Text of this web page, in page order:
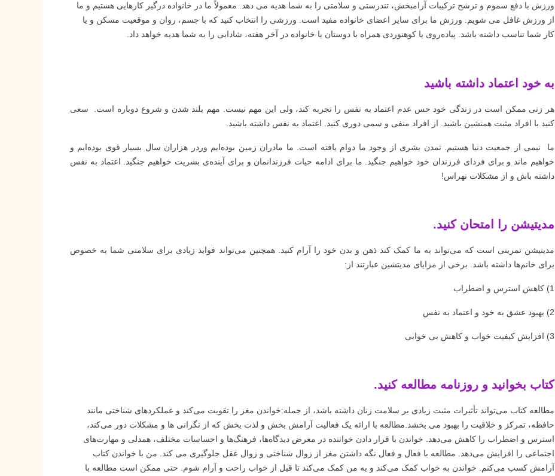
ورزش با دفع سموم و ترشح ترکیبات آرامبخش، تندرستی و سلامتی را به شما هدیه می دهد. معمولاً ما در خانواده درگیر کارهایی هستیم و ما
از ورزش غافل می شویم. ورزش ما برای سایر اعضای خانواده مفید است. ورزشی را انتخاب کنید که با جسم، روان و موقعیت مسکن و یا
کار شما تناسب داشته باشد. پیاده‌روی یا کوهنوردی همراه با دوستان یا خانواده در آخر هفته، شادابی را به شما هدیه خواهد داد.
به خود اعتماد داشته باشید
هر زنی ممکن است در زندگی خود حس عدم اعتماد به نفس را تجربه کند، ولی این مهم نیست. مهم بلند شدن و شروع دوباره است. سعی
کنید با افراد مثبت همنشین باشید. از افراد منفی و سمی دوری کنید. اعتماد به نفس داشته باشید.
ما نیمی از جمعیت دنیا هستیم. تمدن بشری از وجود ما دوام یافته است. ما مادران زمین بوده‌ایم وردر هزاران سال بسیار قوی بوده‌ایم‌ و
خواهیم ماند و برای فردای فرزندان خود خواهیم جنگید. ما برای ادامه حیات فرزندانمان و برای آینده‌ی بشریت خواهیم جنگید. اعتماد به نفس
داشته باش و از مشکلات نهراس!
مدیتیشن را امتحان کنید.
مدیتیشن تمرینی است که می‌تواند به ما کمک کند ذهن و بدن خود را آرام کنید. همچنین می‌تواند فواید زیادی برای سلامتی شما به خصوص
برای خانم‌ها داشته باشد. برخی از مزایای مدیتشین عبارتند از:
1) کاهش استرس و اضطراب
2) بهبود عشق به خود و اعتماد به نفس
3) افزایش کیفیت خواب و کاهش بی خوابی
کتاب بخوانید و روزنامه مطالعه کنید.
مطالعه کتاب می‌تواند تأثیرات مثبت زیادی بر سلامت زنان داشته باشد، از جمله:خواندن مغز را تقویت می‌کند و عملکردهای شناختی مانند
حافظه، تمرکز و خلاقیت را بهبود می بخشد.مطالعه با ارائه یک فعالیت آرامش بخش و لذت بخش که از نگرانی ها و مشکلات دور می‌کند،
استرس و اضطراب را کاهش می‌دهد. خواندن با قرار دادن خواننده در معرض دیدگاه‌ها، فرهنگ‌ها و احساسات مختلف، همدلی و مهارت‌های
اجتماعی را افزایش می‌دهد. مطالعه با فعال و فعال نگه داشتن مغز از زوال شناختی و زوال عقل جلوگیری می کند. من با خواندن کتاب
آرامش کسب می‌کنم. خواندن به خواب کمک می‌کند و به من کمک می‌کند تا قبل از خواب راحت و آرام شوم. حتی ممکن است مطالعه با